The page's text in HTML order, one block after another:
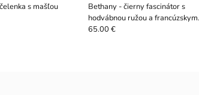
s mašľou
Bethany - čierny fascinátor s
hodvábnou ružou a francúzskym
závojom
65.00 €